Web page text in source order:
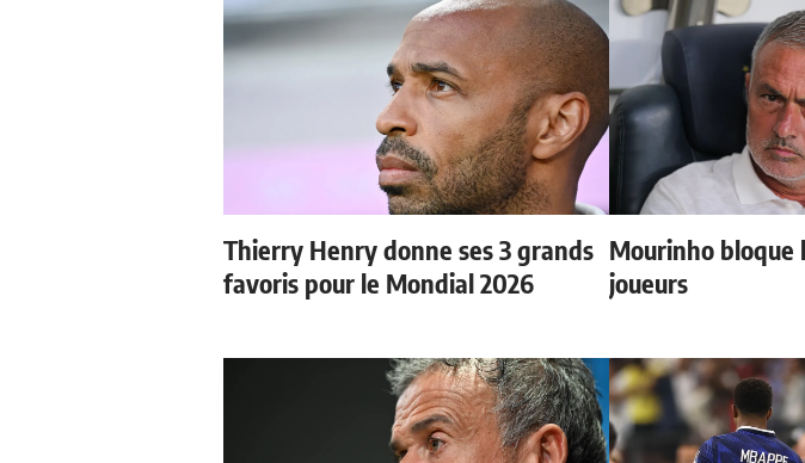
Thierry Henry donne ses 3 grands
favoris pour le Mondial 2026
Mourinho bloque
joueurs